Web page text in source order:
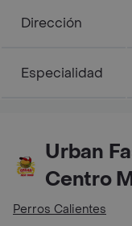
Dirección
Especialidad
Urban
Centro
Perros Calientes